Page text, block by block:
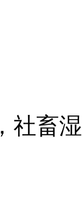
社畜